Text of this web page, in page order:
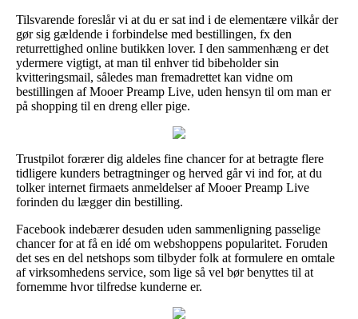
Tilsvarende foreslår vi at du er sat ind i de elementære vilkår der
gør sig gældende i forbindelse med bestillingen, fx den
returrettighed online butikken lover. I den sammenhæng er det
ydermere vigtigt, at man til enhver tid bibeholder sin
kvitteringsmail, således man fremadrettet kan vidne om
bestillingen af Mooer Preamp Live, uden hensyn til om man er
på shopping til en dreng eller pige.
Trustpilot forærer dig aldeles fine chancer for at betragte flere
tidligere kunders betragtninger og herved går vi ind for, at du
tolker internet firmaets anmeldelser af Mooer Preamp Live
forinden du lægger din bestilling.
Facebook indebærer desuden uden sammenligning passelige
chancer for at få en idé om webshoppens popularitet. Foruden
det ses en del netshops som tilbyder folk at formulere en omtale
af virksomhedens service, som lige så vel bør benyttes til at
fornemme hvor tilfredse kunderne er.